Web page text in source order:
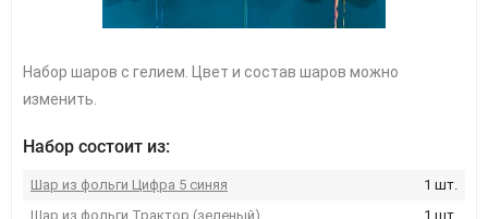
Набор шаров с гелием. Цвет и состав шаров можно
изменить.
Набор состоит из:
Шар из фольги Цифра 5 синяя
1 шт.
Шар из фольги Трактор (зеленый)
1 шт.